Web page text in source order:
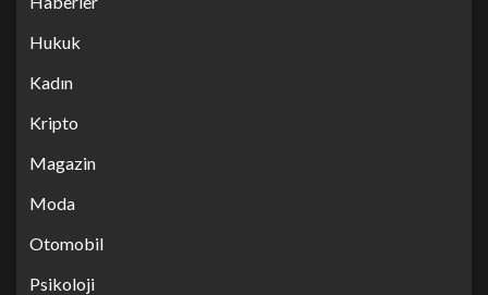
Hukuk
Kadın
Kripto
Magazin
Moda
Otomobil
Psikoloji